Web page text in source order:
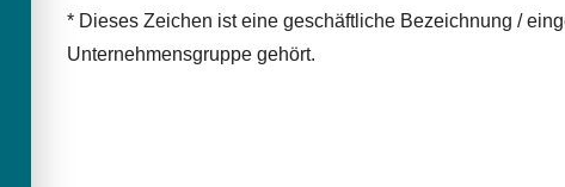
* Dieses Zeichen ist eine geschäftliche Bezeichnung /
Unternehmensgruppe gehört.